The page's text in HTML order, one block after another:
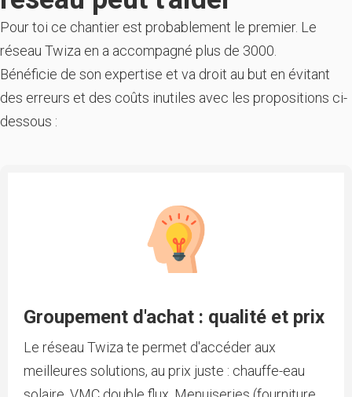
Pour toi ce chantier est probablement le premier. Le
réseau Twiza en a accompagné plus de 3000.
Bénéficie de son expertise et va droit au but en évitant
des erreurs et des coûts inutiles avec les propositions ci-
dessous :
Groupement d'achat : qualité et prix
Le réseau Twiza te permet d'accéder aux
meilleures solutions, au prix juste : chauffe-eau